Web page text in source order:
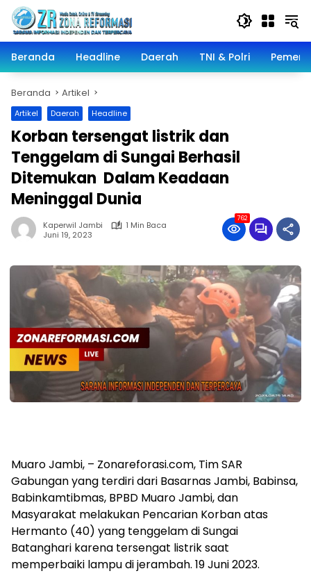
Langsung
konten
Beranda
Headline Daerah TNI & Polri
Beranda Artikel
Artikel Daerah Headline
Korban tersengat listrik dan
Tenggelam di Sungai Berhasil
Ditemukan Dalam Keadaan
Meninggal Dunia
Kaperwil Jambi
1 Min Baca
Juni 19, 2023
762
Muaro Jambi, – Zonareforasi.com, Tim SAR
Gabungan yang terdiri dari Basarnas Jambi, Babinsa,
Babinkamtibmas, BPBD Muaro Jambi, dan
Masyarakat melakukan Pencarian Korban atas
Hermanto (40) yang tenggelam di Sungai
Batanghari karena tersengat listrik saat
memperbaiki lampu di jerambah. 19 Juni 2023.